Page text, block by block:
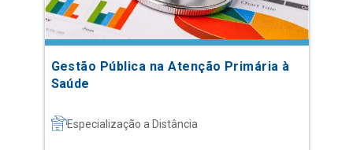
Gestão Pública na Atenção Primária à
Saúde
Especialização a Distância